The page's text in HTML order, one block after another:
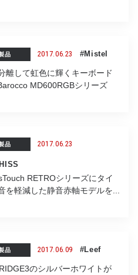
品 2017.06.23 #Mistel
離して虹色に輝くキーボード
MD600RGBシリーズ
品 2017.06.23
RETROシリーズにタイ
を軽減した静音赤軸モデルを...
品 2017.06.09 #Leef
のシルバーホワイトが